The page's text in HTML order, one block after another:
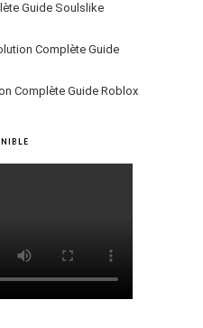
Guide Soulslike
Complète Guide
Complète Guide Roblox